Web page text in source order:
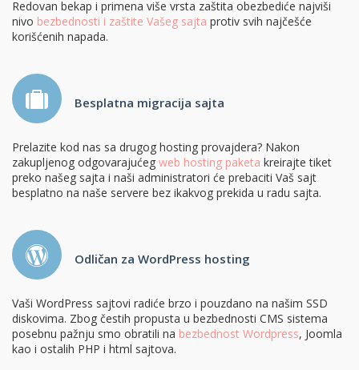
Redovan bekap i primena više vrsta zaštita obezbediće najviši
nivo bezbednosti i zaštite Vašeg sajta protiv svih najčešće
korišćenih napada.
Besplatna migracija sajta
Prelazite kod nas sa drugog hosting provajdera? Nakon
zakupljenog odgovarajućeg web hosting paketa kreirajte tiket
preko našeg sajta i naši administratori će prebaciti Vaš sajt
besplatno na naše servere bez ikakvog prekida u radu sajta.
Odličan za WordPress hosting
Vaši WordPress sajtovi radiće brzo i pouzdano na našim SSD
diskovima. Zbog čestih propusta u bezbednosti CMS sistema
posebnu pažnju smo obratili na bezbednost Wordpress, Joomla
kao i ostalih PHP i html sajtova.